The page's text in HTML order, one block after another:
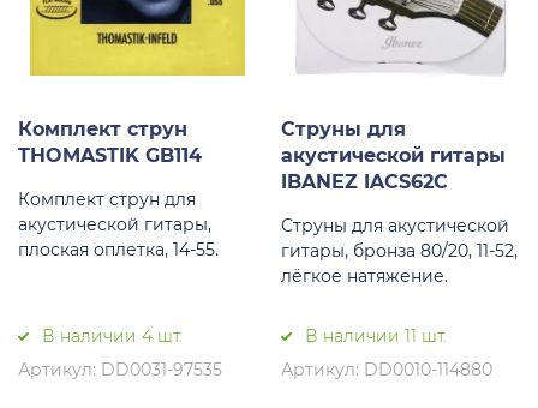
Комплект струн
THOMASTIK GB114
Комплект струн для
акустической гитары,
плоская оплетка, 14-55.
В наличии 4 шт.
Артикул: DD0031-97535
Струны для
акустической гитары
IBANEZ IACS62C
Струны для акустической
гитары, бронза 80/20, 11-52,
лёгкое натяжение.
В наличии 11 шт.
Артикул: DD0010-114880